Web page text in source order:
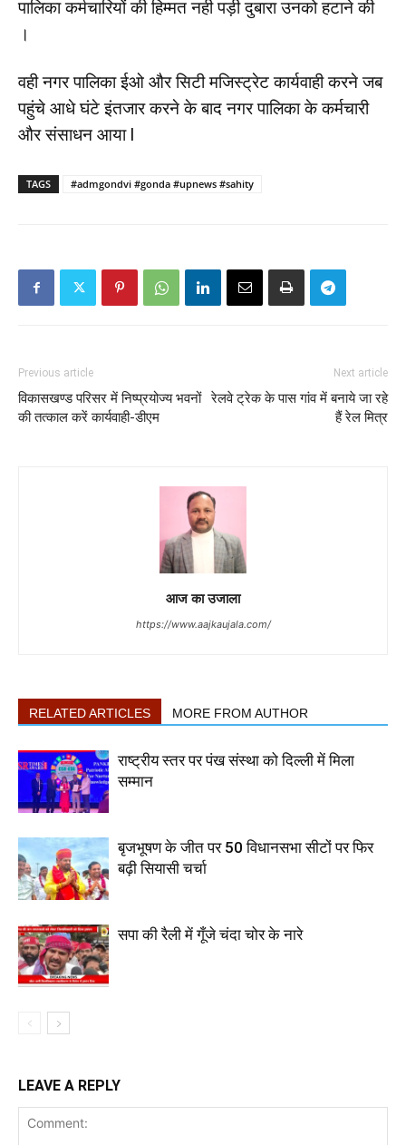
पालिका कर्मचारियों की हिम्मत नही पड़ी दुबारा उनको हटाने की
।
वही नगर पालिका ईओ और सिटी मजिस्ट्रेट कार्यवाही करने जब
पहुंचे आधे घंटे इंतजार करने के बाद नगर पालिका के कर्मचारी
और संसाधन आया l
TAGS #admgondvi #gonda #upnews #sahity
Previous article
विकासखण्ड परिसर में निष्प्रयोज्य भवनों
की तत्काल करें कार्यवाही-डीएम
Next article
रेलवे ट्रेक के पास गांव में बनाये जा रहे
हैं रेल मित्र
आज का उजाला
https://www.aajkaujala.com/
RELATED ARTICLES MORE FROM AUTHOR
राष्ट्रीय स्तर पर पंख संस्था को दिल्ली में मिला
सम्मान
बृजभूषण के जीत पर 50 विधानसभा सीटों पर फिर
बढ़ी सियासी चर्चा
सपा की रैली में गूँजे चंदा चोर के नारे
LEAVE A REPLY